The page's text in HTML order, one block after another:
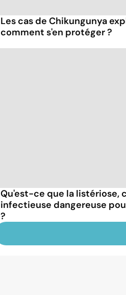
Les cas de Chikungunya
comment s'en protéger ?
Qu'est-ce que la listériose,
infectieuse dangereuse
?